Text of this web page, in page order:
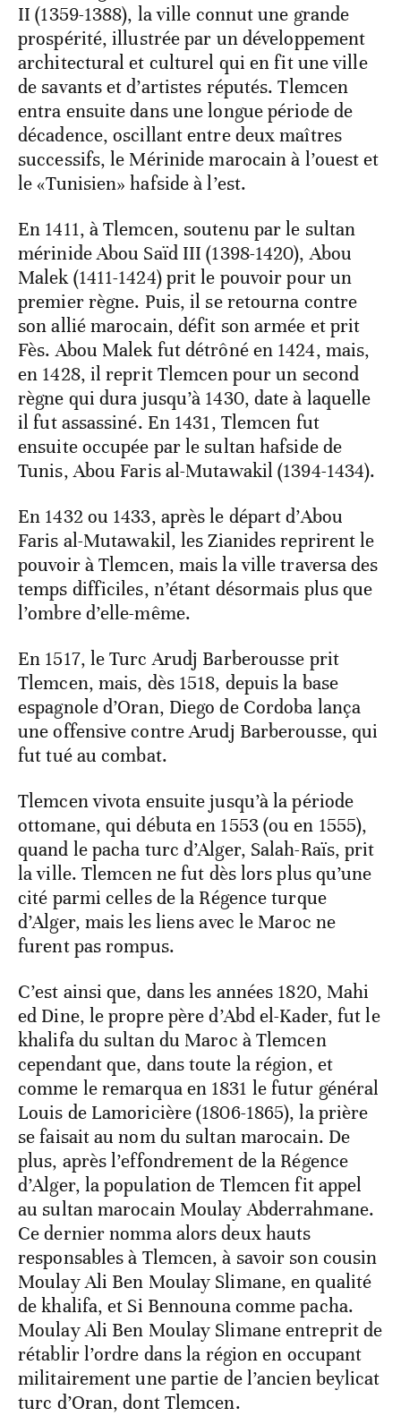
II (1359-1388), la ville connut une grande
prospérité, illustrée par un développement
architectural et culturel qui en fit une ville
de savants et d’artistes réputés. Tlemcen
entra ensuite dans une longue période de
décadence, oscillant entre deux maîtres
successifs, le Mérinide marocain à l’ouest et
le «Tunisien» hafside à l’est.
En 1411, à Tlemcen, soutenu par le sultan
mérinide Abou Saïd III (1398-1420), Abou
Malek (1411-1424) prit le pouvoir pour un
premier règne. Puis, il se retourna contre
son allié marocain, défit son armée et prit
Fès. Abou Malek fut détrôné en 1424, mais,
en 1428, il reprit Tlemcen pour un second
règne qui dura jusqu’à 1430, date à laquelle
il fut assassiné. En 1431, Tlemcen fut
ensuite occupée par le sultan hafside de
Tunis, Abou Faris al-Mutawakil (1394-1434).
En 1432 ou 1433, après le départ d’Abou
Faris al-Mutawakil, les Zianides reprirent le
pouvoir à Tlemcen, mais la ville traversa des
temps difficiles, n’étant désormais plus que
l’ombre d’elle-même.
En 1517, le Turc Arudj Barberousse prit
Tlemcen, mais, dès 1518, depuis la base
espagnole d’Oran, Diego de Cordoba lança
une offensive contre Arudj Barberousse, qui
fut tué au combat.
Tlemcen vivota ensuite jusqu’à la période
ottomane, qui débuta en 1553 (ou en 1555),
quand le pacha turc d’Alger, Salah-Raïs, prit
la ville. Tlemcen ne fut dès lors plus qu’une
cité parmi celles de la Régence turque
d’Alger, mais les liens avec le Maroc ne
furent pas rompus.
C’est ainsi que, dans les années 1820, Mahi
ed Dine, le propre père d’Abd el-Kader, fut le
khalifa du sultan du Maroc à Tlemcen
cependant que, dans toute la région, et
comme le remarqua en 1831 le futur général
Louis de Lamoricière (1806-1865), la prière
se faisait au nom du sultan marocain. De
plus, après l’effondrement de la Régence
d’Alger, la population de Tlemcen fit appel
au sultan marocain Moulay Abderrahmane.
Ce dernier nomma alors deux hauts
responsables à Tlemcen, à savoir son cousin
Moulay Ali Ben Moulay Slimane, en qualité
de khalifa, et Si Bennouna comme pacha.
Moulay Ali Ben Moulay Slimane entreprit de
rétablir l’ordre dans la région en occupant
militairement une partie de l’ancien beylicat
turc d’Oran, dont Tlemcen.